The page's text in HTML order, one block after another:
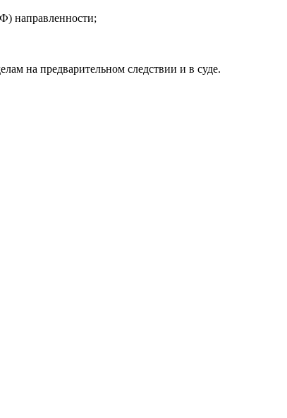
направленности;
на предварительном следствии и в суде.